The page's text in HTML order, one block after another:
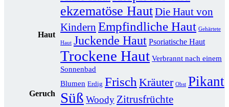
Haut
ekzematöse HautDie Haut von
Kindern Empfindliche Haut Gehärtete
Haut Juckende Haut Psoriatische Haut
Trockene Haut Verbrannt nach einem
Sonnenbad
Geruch
Blumen Erdig Frisch Kräuter Obst Pikant
Süß Woody Zitrusfrüchte